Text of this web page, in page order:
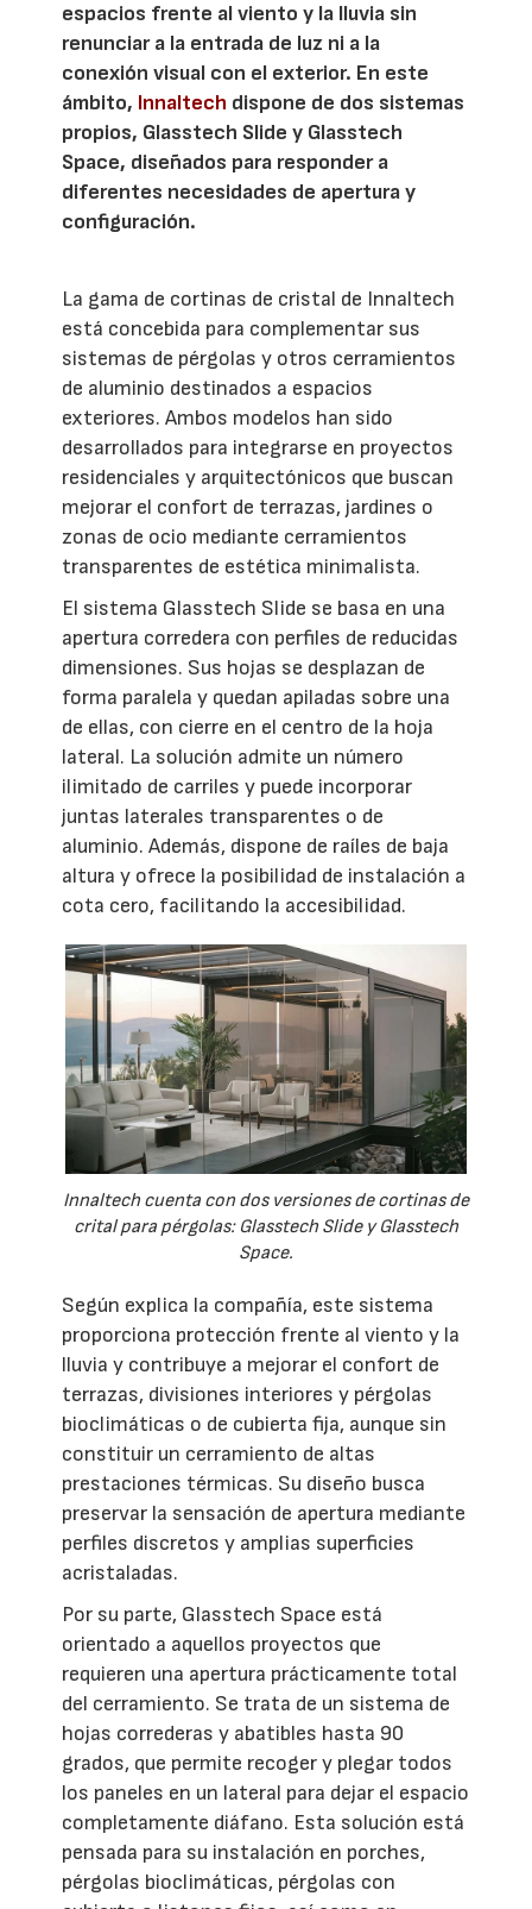
espacios frente al viento y la lluvia sin
renunciar a la entrada de luz ni a la
conexión visual con el exterior. En este
ámbito, Innaltech dispone de dos sistemas
propios, Glasstech Slide y Glasstech
Space, diseñados para responder a
diferentes necesidades de apertura y
configuración.
La gama de cortinas de cristal de Innaltech
está concebida para complementar sus
sistemas de pérgolas y otros cerramientos
de aluminio destinados a espacios
exteriores. Ambos modelos han sido
desarrollados para integrarse en proyectos
residenciales y arquitectónicos que buscan
mejorar el confort de terrazas, jardines o
zonas de ocio mediante cerramientos
transparentes de estética minimalista.
El sistema Glasstech Slide se basa en una
apertura corredera con perfiles de reducidas
dimensiones. Sus hojas se desplazan de
forma paralela y quedan apiladas sobre una
de ellas, con cierre en el centro de la hoja
lateral. La solución admite un número
ilimitado de carriles y puede incorporar
juntas laterales transparentes o de
aluminio. Además, dispone de raíles de baja
altura y ofrece la posibilidad de instalación a
cota cero, facilitando la accesibilidad.
Innaltech cuenta con dos versiones de cortinas de
crital para pérgolas: Glasstech Slide y Glasstech
Space.
Según explica la compañía, este sistema
proporciona protección frente al viento y la
lluvia y contribuye a mejorar el confort de
terrazas, divisiones interiores y pérgolas
bioclimáticas o de cubierta fija, aunque sin
constituir un cerramiento de altas
prestaciones térmicas. Su diseño busca
preservar la sensación de apertura mediante
perfiles discretos y amplias superficies
acristaladas.
Por su parte, Glasstech Space está
orientado a aquellos proyectos que
requieren una apertura prácticamente total
del cerramiento. Se trata de un sistema de
hojas correderas y abatibles hasta 90
grados, que permite recoger y plegar todos
los paneles en un lateral para dejar el espacio
completamente diáfano. Esta solución está
pensada para su instalación en porches,
pérgolas bioclimáticas, pérgolas con